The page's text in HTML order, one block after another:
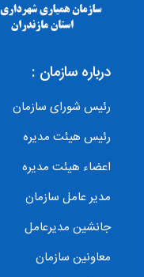
درباره سازمان :
رئیس شورای سازمان
رئیس هیئت مدیره
اعضاء هیئت مدیره
مدیر عامل سازمان
جانشین مدیرعامل
معاونین سازمان